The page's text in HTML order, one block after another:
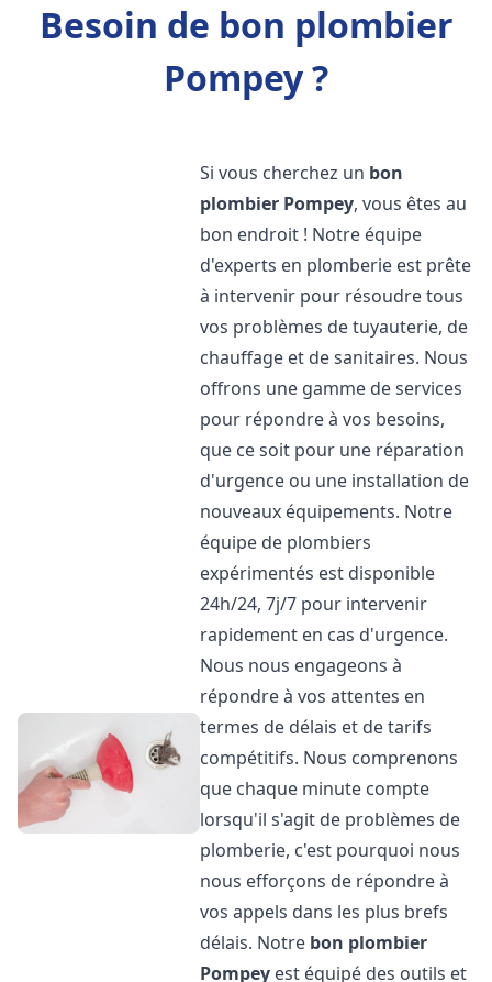
Besoin de bon plombier
Pompey ?
Si vous cherchez un bon
plombier Pompey, vous êtes au
bon endroit ! Notre équipe
d'experts en plomberie est prête
à intervenir pour résoudre tous
vos problèmes de tuyauterie, de
chauffage et de sanitaires. Nous
offrons une gamme de services
pour répondre à vos besoins,
que ce soit pour une réparation
d'urgence ou une installation de
nouveaux équipements. Notre
équipe de plombiers
expérimentés est disponible
24h/24, 7j/7 pour intervenir
rapidement en cas d'urgence.
Nous nous engageons à
répondre à vos attentes en
termes de délais et de tarifs
compétitifs. Nous comprenons
que chaque minute compte
lorsqu'il s'agit de problèmes de
plomberie, c'est pourquoi nous
nous efforçons de répondre à
vos appels dans les plus brefs
délais. Notre bon plombier
Pompey est équipé des outils et